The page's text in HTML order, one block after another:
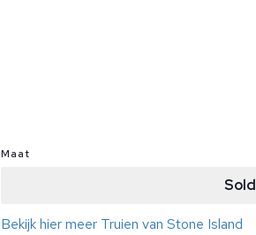
Maat
Sold
Bekijk hier meer Truien van Stone Island